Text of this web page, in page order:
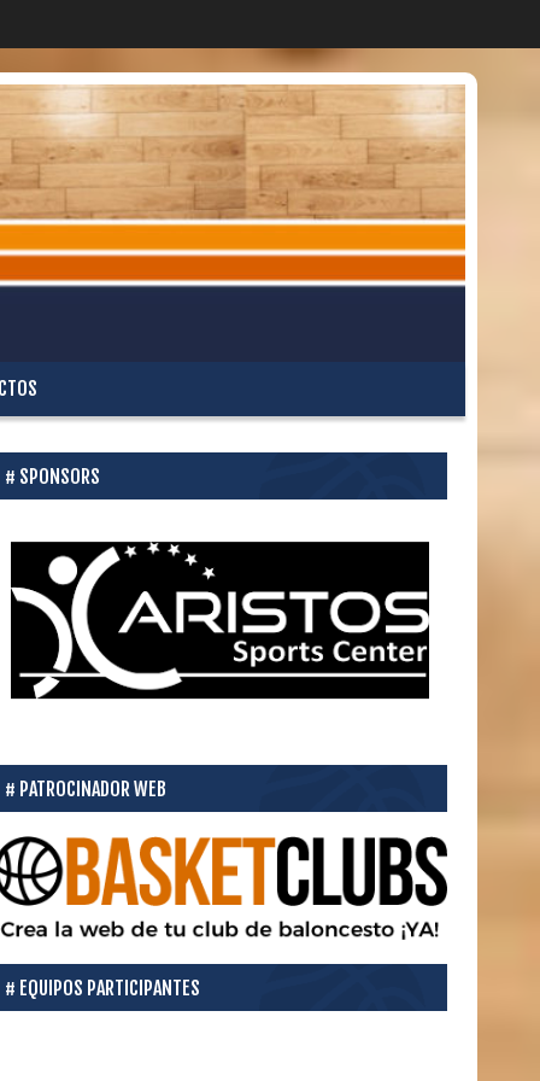
SPONSORS
PATROCINADOR WEB
EQUIPOS PARTICIPANTES